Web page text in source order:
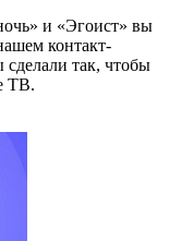
и «Эгоист» вы
контакт-
так, чтобы
ТВ.